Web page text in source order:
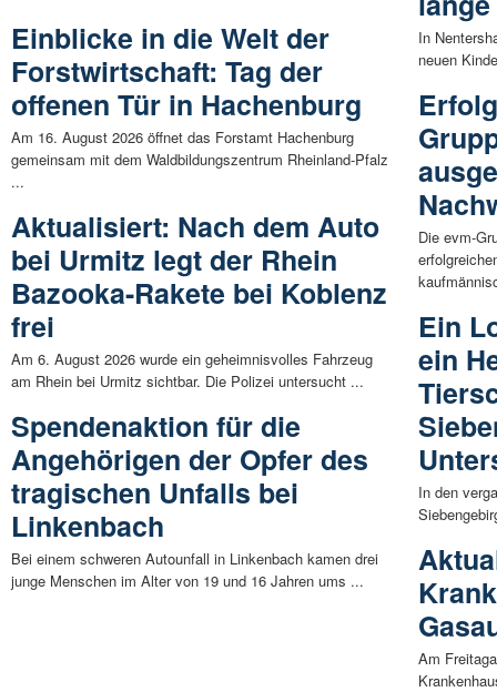
Einblicke in die Welt der
Forstwirtschaft: Tag der
offenen Tür in Hachenburg
Am 16. August 2026 öffnet das Forstamt Hachenburg
gemeinsam mit dem Waldbildungszentrum Rheinland-Pfalz
...
Aktualisiert: Nach dem Auto
bei Urmitz legt der Rhein
Bazooka-Rakete bei Koblenz
frei
Am 6. August 2026 wurde ein geheimnisvolles Fahrzeug
am Rhein bei Urmitz sichtbar. Die Polizei untersucht ...
Spendenaktion für die
Angehörigen der Opfer des
tragischen Unfalls bei
Linkenbach
Bei einem schweren Autounfall in Linkenbach kamen drei
junge Menschen im Alter von 19 und 16 Jahren ums ...
In
neuen
Die evm-
Ein
ein
In den
Am